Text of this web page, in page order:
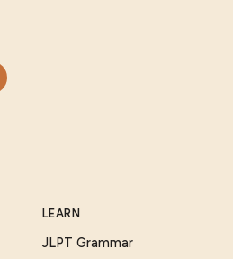
LEARN
JLPT Grammar